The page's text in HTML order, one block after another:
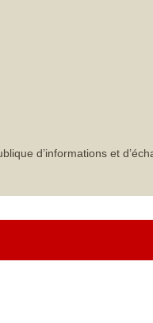
d’informations et